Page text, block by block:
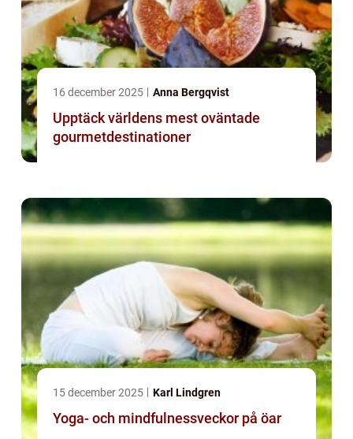
16 december 2025 Anna Bergqvist
Upptäck världens mest oväntade
gourmetdestinationer
15 december 2025 Karl Lindgren
Yoga- och mindfulnessveckor på öar